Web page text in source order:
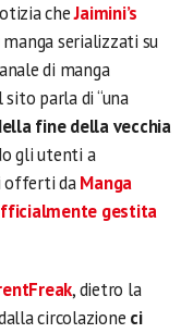
cheJaimini’s
serializzati su
di manga
parla di “una
fine della vecchia
gli utenti a
offerti daManga
gestita
, dietro la
circolazione ci